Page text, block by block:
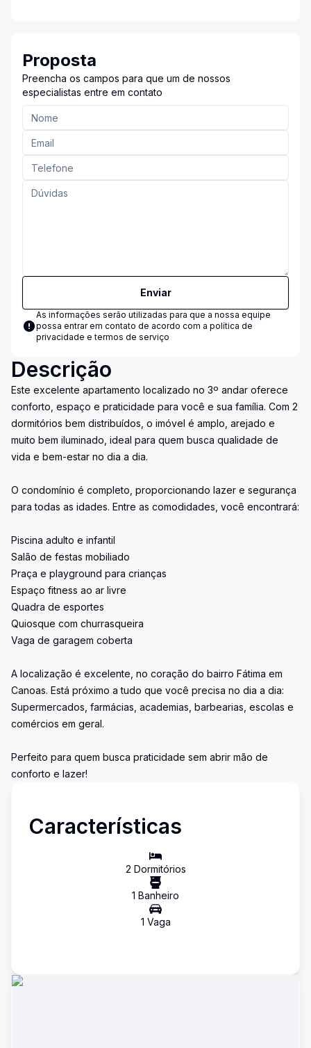
Proposta
Preencha os campos para que um de nossos
especialistas entre em contato
Enviar
As informações serão utilizadas para que a nossa equipe
possa entrar em contato de acordo com a política de
privacidade e termos de serviço
Descrição
Este excelente apartamento localizado no 3º andar oferece
conforto, espaço e praticidade para você e sua família. Com 2
dormitórios bem distribuídos, o imóvel é amplo, arejado e
muito bem iluminado, ideal para quem busca qualidade de
vida e bem-estar no dia a dia.
O condomínio é completo, proporcionando lazer e segurança
para todas as idades. Entre as comodidades, você encontrará:
Piscina adulto e infantil
Salão de festas mobiliado
Praça e playground para crianças
Espaço fitness ao ar livre
Quadra de esportes
Quiosque com churrasqueira
Vaga de garagem coberta
A localização é excelente, no coração do bairro Fátima em
Canoas. Está próximo a tudo que você precisa no dia a dia:
Supermercados, farmácias, academias, barbearias, escolas e
comércios em geral.
Perfeito para quem busca praticidade sem abrir mão de
conforto e lazer!
Características
2 Dormitórios
1 Banheiro
1 Vaga